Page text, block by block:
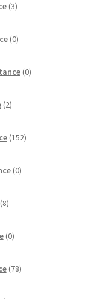
3izdelki
0izdelkov
0izdelkov
2izdelka
152izdelkov
0izdelkov
8izdelkov
0izdelkov
78izdelkov